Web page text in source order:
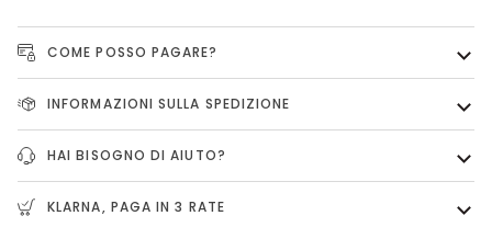
COME POSSO PAGARE?
INFORMAZIONI SULLA SPEDIZIONE
HAI BISOGNO DI AIUTO?
KLARNA, PAGA IN 3 RATE